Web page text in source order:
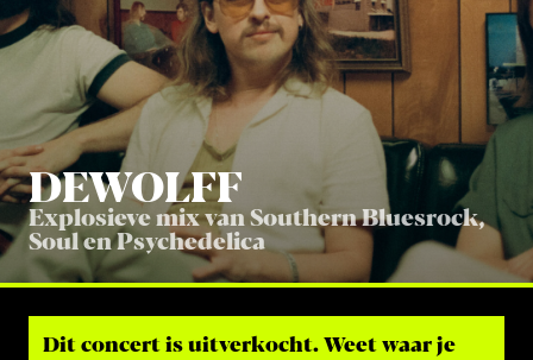
DEWOLFF
Explosieve mix van Southern Bluesrock,
Soul en Psychedelica
Dit con­cert is uit­ver­kocht. Weet waar je